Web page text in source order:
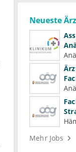
Neueste
Mehr Jobs